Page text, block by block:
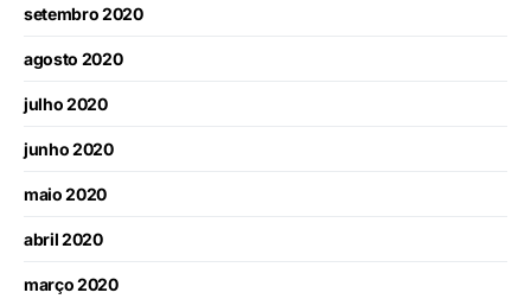
setembro 2020
agosto 2020
julho 2020
junho 2020
maio 2020
abril 2020
março 2020